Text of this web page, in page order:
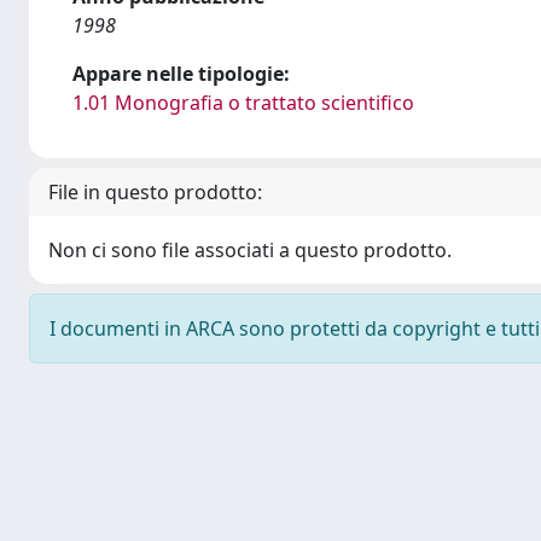
1998
Appare nelle tipologie:
1.01 Monografia o trattato scientifico
File in questo prodotto:
Non ci sono file associati a questo prodotto.
I documenti in ARCA sono protetti da copyright e